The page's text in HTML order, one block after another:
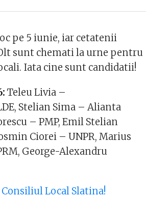
pe 5 iunie, iar cetatenii
sunt chemati la urne pentru
Iata cine sunt candidatii!
Teleu Livia –
Stelian Sima –Alianta
– PMP,Emil Stelian
Ciorei – UNPR,Marius
George-Alexandru
Local Slatina!